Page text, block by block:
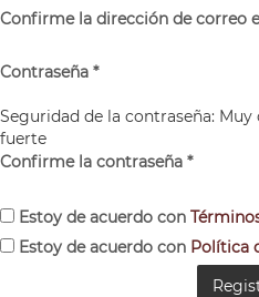
Confirme la dirección de correo
Contraseña *
Seguridad de la contraseña: Muy
fuerte
Confirme la contraseña *
Estoy de acuerdo con
Estoy de acuerdo con Política